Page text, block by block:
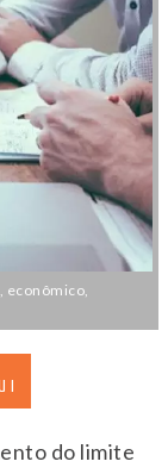
econômico,
do limite